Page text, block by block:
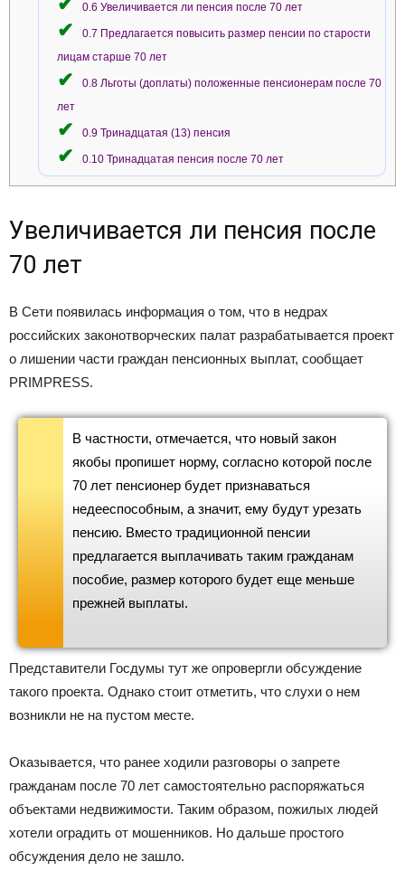
0.6 Увеличивается ли пенсия после 70 лет
0.7 Предлагается повысить размер пенсии по старости
лицам старше 70 лет
0.8 Льготы (доплаты) положенные пенсионерам после 70
лет
0.9 Тринадцатая (13) пенсия
0.10 Тринадцатая пенсия после 70 лет
Увеличивается ли пенсия после
70 лет
В Сети появилась информация о том, что в недрах
российских законотворческих палат разрабатывается проект
о лишении части граждан пенсионных выплат, сообщает
PRIMPRESS.
В частности, отмечается, что новый закон
якобы пропишет норму, согласно которой после
70 лет пенсионер будет признаваться
недееспособным, а значит, ему будут урезать
пенсию. Вместо традиционной пенсии
предлагается выплачивать таким гражданам
пособие, размер которого будет еще меньше
прежней выплаты.
Представители Госдумы тут же опровергли обсуждение
такого проекта. Однако стоит отметить, что слухи о нем
возникли не на пустом месте.
Оказывается, что ранее ходили разговоры о запрете
гражданам после 70 лет самостоятельно распоряжаться
объектами недвижимости. Таким образом, пожилых людей
хотели оградить от мошенников. Но дальше простого
обсуждения дело не зашло.